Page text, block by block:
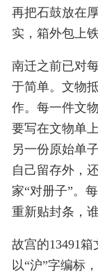
再把石鼓放在
实，箱外包上铁
南迁之前已对
于简单。文物
作。每一件文
要写在文物单
另一份原始单
自己留存外，
家“对册子”。
重新贴封条，
故宫的13491
以“沪”字编标